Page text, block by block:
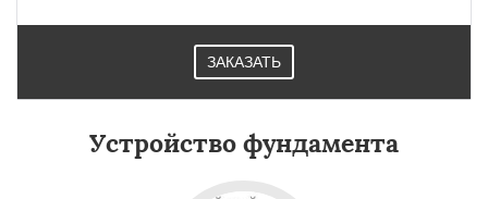
ЗАКАЗАТЬ
Устройство фундамента